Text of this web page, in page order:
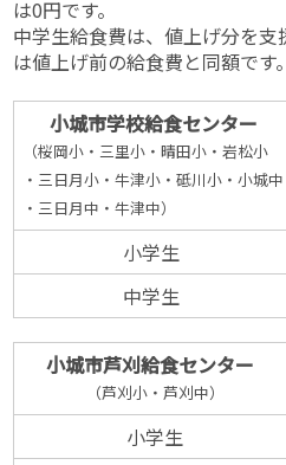
は0円です。
中学生給食費は、値上げ分を
は値上げ前の給食費と同額です。
小城市学校給食センター
（桜岡小・三里小・晴田小・岩松小
・ 三日月小 ・牛津小・砥川小・小城中
・三日月中・牛津中）
小学生
中学生
小城市芦刈給食センター
（芦刈小・芦刈中）
小学生